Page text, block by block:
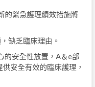
的緊急護理績效措施將
缺乏臨床理由。
的安全性放置，A＆e部
安全有效的臨床護理，